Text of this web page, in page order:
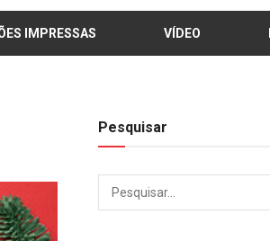
IMPRESSAS VÍDEO
Pesquisar